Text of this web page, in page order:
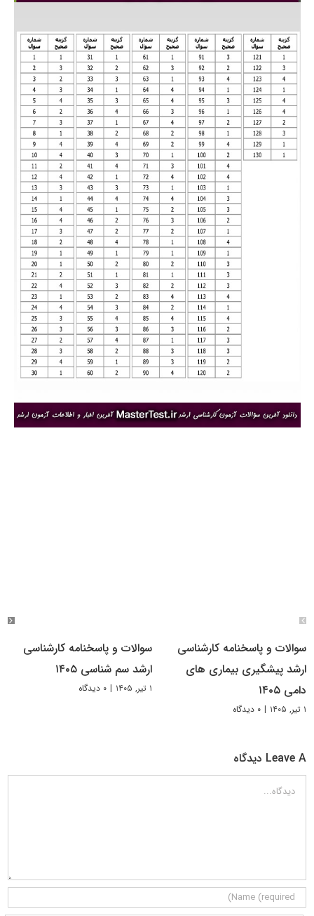
سوالات و پاسخنامه کارشناسی
ارشد پیشگیری بیماری های
دامی ۱۴۰۵
۱ تیر, ۱۴۰۵ | ۰ دیدگاه
سوالات و پاسخنامه کارشناسی
ارشد سم شناسی ۱۴۰۵
۱ تیر, ۱۴۰۵ | ۰ دیدگاه
Leave A دیدگاه
دیدگاه